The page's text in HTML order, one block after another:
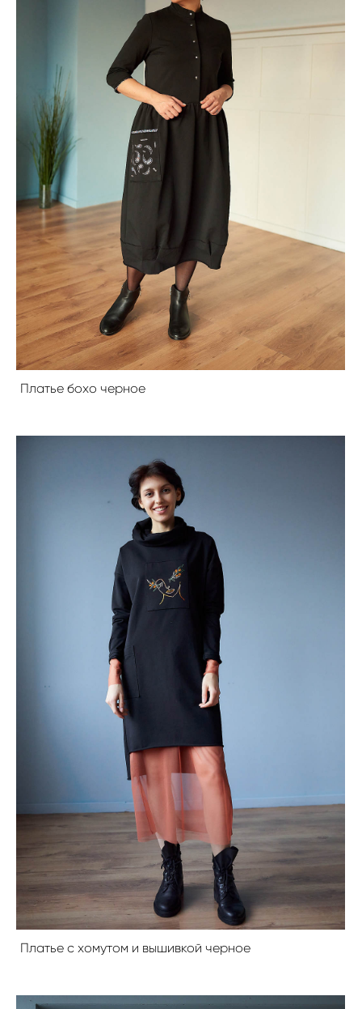
Платье бохо черное
Платье с хомутом и вышивкой черное